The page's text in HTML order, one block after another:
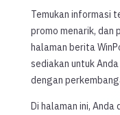
Temukan informasi
promo menarik, dan
halaman berita
sediakan untuk
dengan
Di halaman ini,